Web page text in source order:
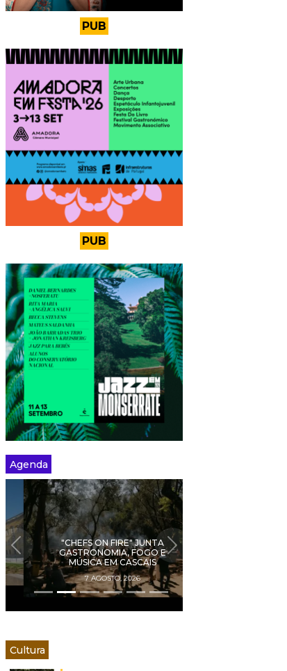
PUB
PUB
Agenda
"CHEFS ON FIRE" JUNTA
GASTRONOMIA, FOGO E
MÚSICA EM CASCAIS
7 AGOSTO, 2026
PREVIOUS NEXT
Cultura